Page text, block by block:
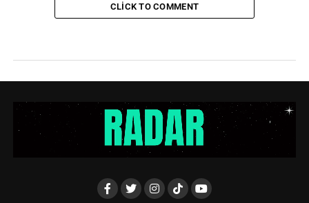
CLICK TO COMMENT